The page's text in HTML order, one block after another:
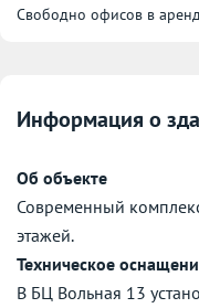
Свободно офисов в
Информация о
Об объекте
Современный
этажей.
Техническое
В БЦ Вольная 13